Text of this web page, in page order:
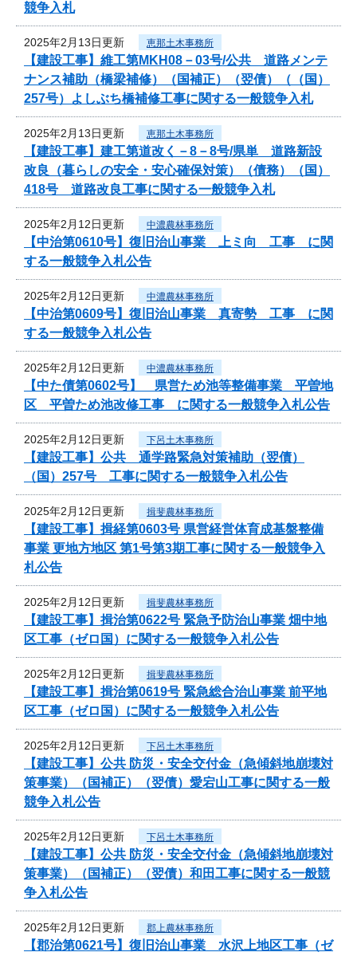
競争入札
2025年2月13日更新 恵那土木事務所
【建設工事】維工第MKH08－03号/公共 道路メンテ
ナンス補助（橋梁補修）（国補正）（翌債）（（国）
257号）よしぶち橋補修工事に関する一般競争入札
2025年2月13日更新 恵那土木事務所
【建設工事】建工第道改く－8－8号/県単 道路新設
改良（暮らしの安全・安心確保対策）（債務）（国）
418号 道路改良工事に関する一般競争入札
2025年2月12日更新 中濃農林事務所
【中治第0610号】復旧治山事業 上ミ向 工事 に関
する一般競争入札公告
2025年2月12日更新 中濃農林事務所
【中治第0609号】復旧治山事業 真寄勢 工事 に関
する一般競争入札公告
2025年2月12日更新 中濃農林事務所
【中た債第0602号】 県営ため池等整備事業 平曽地
区 平曽ため池改修工事 に関する一般競争入札公告
2025年2月12日更新 下呂土木事務所
【建設工事】公共 通学路緊急対策補助（翌債）
（国）257号 工事に関する一般競争入札公告
2025年2月12日更新 揖斐農林事務所
【建設工事】揖経第0603号 県営経営体育成基盤整備
事業 更地方地区 第1号第3期工事に関する一般競争入
札公告
2025年2月12日更新 揖斐農林事務所
【建設工事】揖治第0622号 緊急予防治山事業 畑中地
区工事（ゼロ国）に関する一般競争入札公告
2025年2月12日更新 揖斐農林事務所
【建設工事】揖治第0619号 緊急総合治山事業 前平地
区工事（ゼロ国）に関する一般競争入札公告
2025年2月12日更新 下呂土木事務所
【建設工事】公共 防災・安全交付金（急傾斜地崩壊対
策事業）（国補正）（翌債）愛宕山工事に関する一般
競争入札公告
2025年2月12日更新 下呂土木事務所
【建設工事】公共 防災・安全交付金（急傾斜地崩壊対
策事業）（国補正）（翌債）和田工事に関する一般競
争入札公告
2025年2月12日更新 郡上農林事務所
【郡治第0621号】復旧治山事業 水沢上地区工事（ゼ